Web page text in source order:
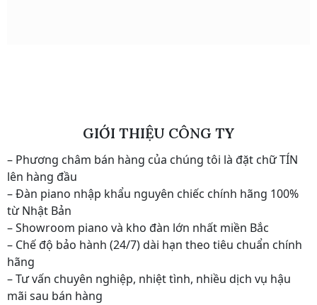
GIỚI THIỆU CÔNG TY
– Phương châm bán hàng của chúng tôi là đặt chữ TÍN
lên hàng đầu
– Đàn piano nhập khẩu nguyên chiếc chính hãng 100%
từ Nhật Bản
– Showroom piano và kho đàn lớn nhất miền Bắc
– Chế độ bảo hành (24/7) dài hạn theo tiêu chuẩn chính
hãng
– Tư vấn chuyên nghiệp, nhiệt tình, nhiều dịch vụ hậu
mãi sau bán hàng